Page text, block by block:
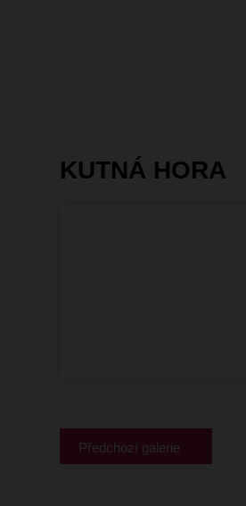
KUTNÁ HORA
Předchozí galerie